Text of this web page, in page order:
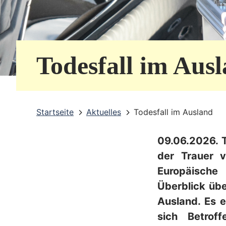
Todesfall im
Startseite Aktuelles Todesfall im Ausland
09.06.2026.
der Trauer
Überblick
Ausland. Es
sich
e
r
v
i